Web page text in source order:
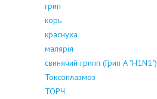
грип
корь
краснуха
малярія
свинячий грипп (Грип А "H1N1")
Токсоплазмоз
ТОРЧ